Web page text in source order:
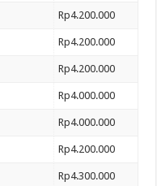
Rp4.200.000
Rp4.200.000
Rp4.200.000
Rp4.000.000
Rp4.000.000
Rp4.200.000
Rp4.300.000